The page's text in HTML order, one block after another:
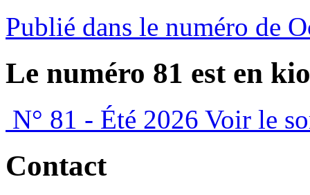
Publié dans le numéro de
Le numéro 81 est en
N° 81 - Été 2026 Voir le
Contact